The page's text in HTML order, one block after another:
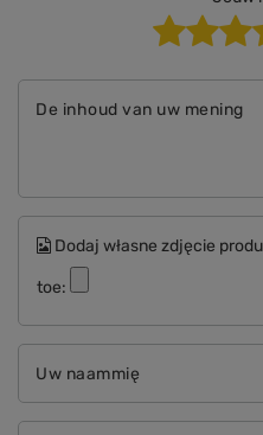
De inhoud van uw mening
Dodaj własne zdjęcie
toe:
Uw naammię